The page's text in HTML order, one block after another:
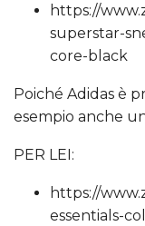
https://
superstar-
core-black
Poiché Adidas è
esempio anche
PER LEI:
https://
essentials-